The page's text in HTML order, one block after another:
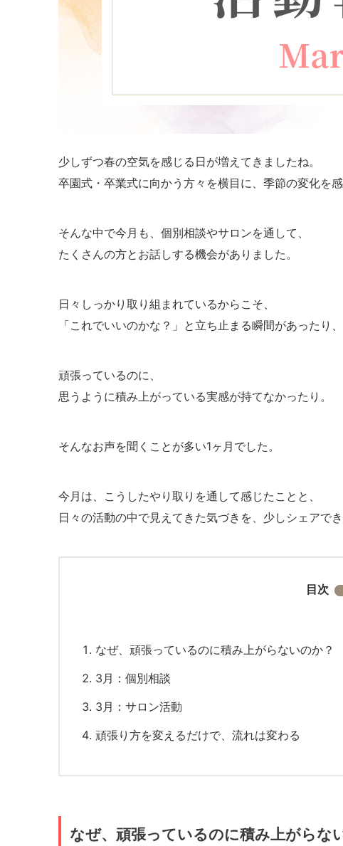
少しずつ春の空気を感じる日が増えてきましたね。
卒園式・卒業式に向かう方々を横目に、季節の変化を感
そんな中で今月も、個別相談やサロンを通して、
たくさんの方とお話しする機会がありました。
日々しっかり取り組まれているからこそ、
「これでいいのかな？」と立ち止まる瞬間があったり、
頑張っているのに、
思うように積み上がっている実感が持てなかったり。
そんなお声を聞くことが多い1ヶ月でした。
今月は、こうしたやり取りを通して感じたことと、
日々の活動の中で見えてきた気づきを、少しシェアでき
目次
なぜ、頑張っているのに積み上がらないのか？
3月：個別相談
3月：サロン活動
頑張り方を変えるだけで、流れは変わる
なぜ、頑張っているのに積み上がらな